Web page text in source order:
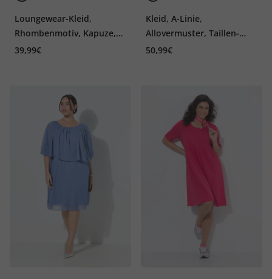
Loungewear-Kleid,
Rhombenmotiv, Kapuze,
Langarm
39,99€
Kleid, A-Linie,
Allovermuster, Taillen-
Bindeband
50,99€